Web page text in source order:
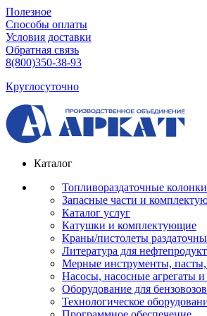
Полезное
Способы оплаты
Условия доставки
Обратная связь
8(800)350-38-93
Круглосуточно
Каталог
Топливораздаточные колонки
Запасные части и
Каталог услуг
Катушки и комплектующие
Краны/пистолеты
Литература для
Мерные инструменты,
Насосы, насосные агрегаты и
Оборудование для
Технологическое